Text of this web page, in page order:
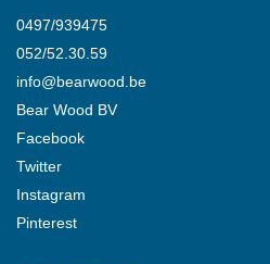
0497/939475
052/52.30.59
info@bearwood .be
Bear Wood BV
Facebook
Twitter
Instagram
Pinterest